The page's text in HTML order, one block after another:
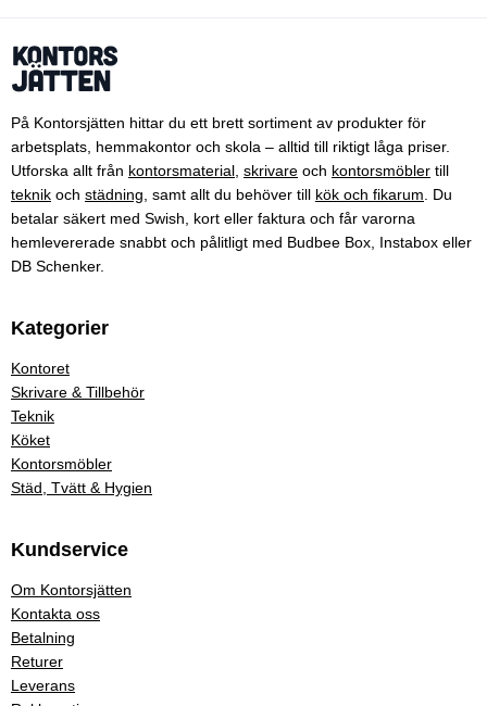
På Kontorsjätten hittar du ett brett sortiment av produkter för
arbetsplats, hemmakontor och skola – alltid till riktigt låga priser.
Utforska allt från kontorsmaterial skrivare och kontorsmöbler till
teknik och städning , samt allt du behöver till kök och fikarum . Du
betalar säkert med Swish, kort eller faktura och får varorna
hemlevererade snabbt och pålitligt med Budbee Box, Instabox eller
DB Schenker.
Kategorier
Kontoret
Skrivare & Tillbehör
Teknik
Köket
Kontorsmöbler
Städ, Tvätt & Hygien
Kundservice
Om Kontorsjätten
Kontakta oss
Betalning
Returer
Leverans